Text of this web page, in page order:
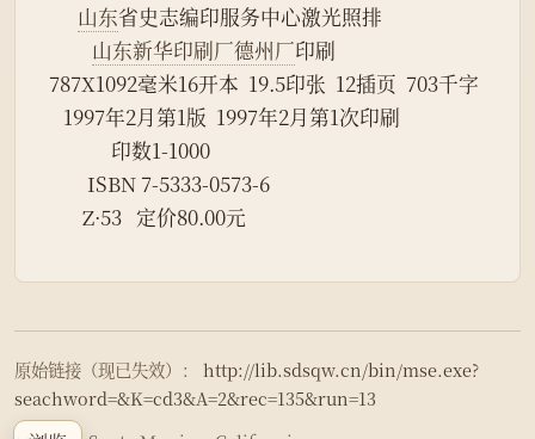
山东省史志编印服务中心激光照排
山东新华印刷厂德州厂印刷
787X1092毫米16开本  19.5印张  12插页  703千字
    1997年2月第1版  1997年2月第1次印刷
              印数1-1000
         ISBN 7-5333-0573-6
        Z·53   定价80.00元
原始链接（现已失效）：
http://lib.sdsqw.cn/bin/mse.exe?
seachword=&K=cd3&A=2&rec=135&run=13